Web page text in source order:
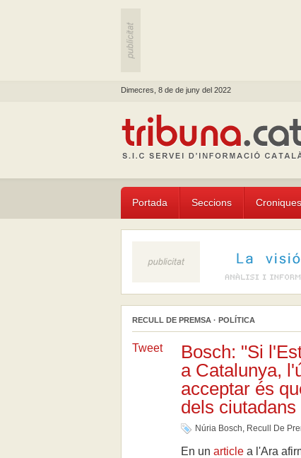
Dimecres, 8 de de juny del 2022
Portada Seccions Croniques
RECULL DE PREMSA · POLÍTICA
Tweet
Bosch: "Si
a Catalunya,
acceptar és
dels
Núria Bosch, Recull De
En un articlea l'Ara